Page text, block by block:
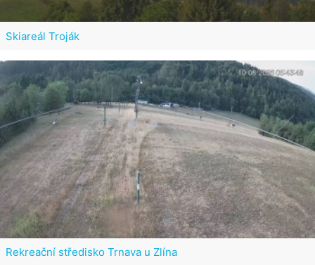
Skiareál Troják
Rekreační středisko Trnava u Zlína